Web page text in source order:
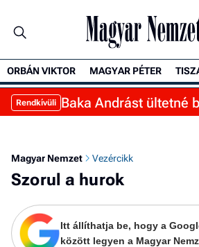
ORBÁN VIKTOR MAGYAR PÉTER
Rendkívüli Baka Andrást ültetné
Magyar Nemzet Vezércikk
Szorul a hurok
Itt állíthatja be, hogy a
között legyen a Magyar